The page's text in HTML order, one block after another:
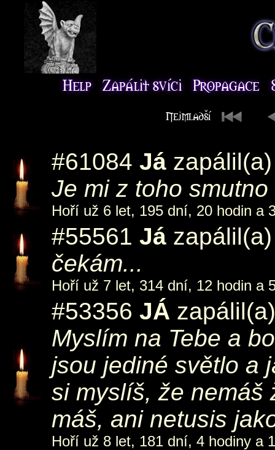
#61084 Já
Je mi z toho smutno
Hoří už 6 let, 195 dní, 20 hodin a
#55561 Já
čekám...
Hoří už 7 let, 314 dní, 12 hodin a
#53356 JÁ
Myslím na Tebe a
jsou jediné světlo a
si myslíš, že nemáš
máš, ani netusis
Hoří už 8 let, 181 dní, 4 hodiny a